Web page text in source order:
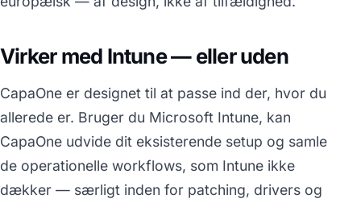
Virker med Intune — eller uden
CapaOne er designet til at passe ind der, hvor du
allerede er. Bruger du Microsoft Intune, kan
CapaOne udvide dit eksisterende setup og samle
de operationelle workflows, som Intune ikke
dækker — særligt inden for patching, drivers og